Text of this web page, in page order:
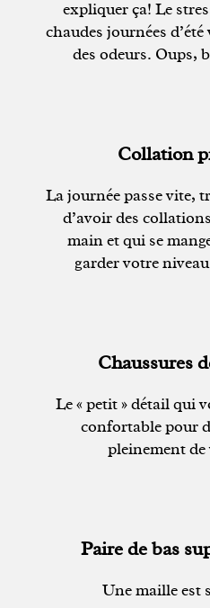
expliquer ça! Le
chaudes journées
des odeurs. Oups,
Collation
La journée passe vite,
d’avoir des
main et qui se
garder votre
Chaussures
Le « petit » détail qui
confortable pour
pleinement de
Paire de bas
Une maille est